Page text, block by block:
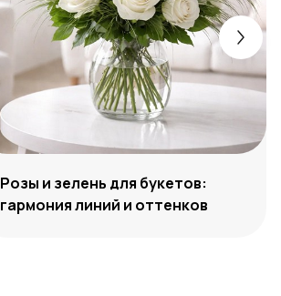
Розы и зелень для букетов:
гармония линий и оттенков